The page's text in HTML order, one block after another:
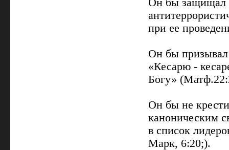
Он бы защищал
при ее
Он бы призывал
«Кесарю -
Богу»
Он бы не
каноническим
в список
Марк, 6:20;).